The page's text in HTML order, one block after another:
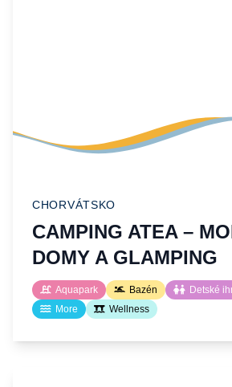
CHORVÁTSKO
CAMPING ATEA –
DOMY A GLAMPING
Aquapark Bazén
Detské
More
Wellness